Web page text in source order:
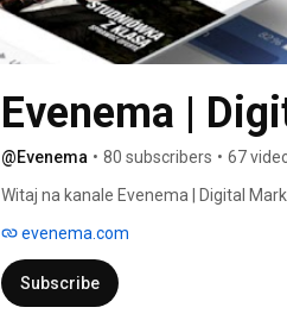
Evenema |
@Evenema • 80 subscribers • 67
Witaj na kanale Evenema | Digital
evenema.com
Subscribe